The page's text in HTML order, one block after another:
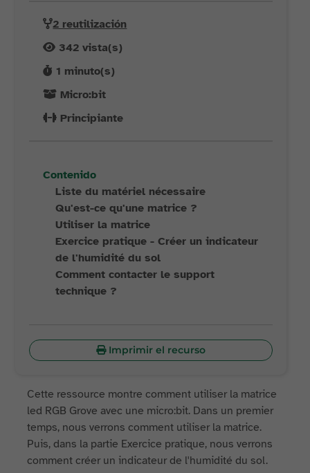
2 reutilización
342 vista(s)
1 minuto(s)
Micro:bit
Principiante
Contenido
Liste du matériel nécessaire
Qu'est-ce qu'une matrice ?
Utiliser la matrice
Exercice pratique - Créer un indicateur
de l'humidité du sol
Comment contacter le support
technique ?
Imprimir el recurso
Cette ressource montre comment utiliser la matrice
led RGB Grove avec une micro:bit. Dans un premier
temps, nous verrons comment utiliser la matrice.
Puis, dans la partie Exercice pratique, nous verrons
comment créer un indicateur de l'humidité du sol.